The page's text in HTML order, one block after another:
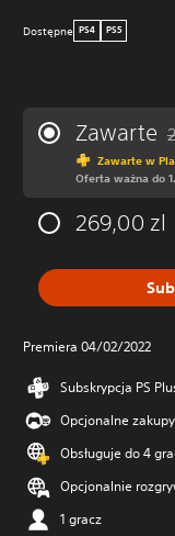
Dostępne PS4 PS5
Zawarte
Zawarte w
Oferta ważna do
269,00 zl
Premiera 04/02/2022
Subskrypcja PS
Opcjonalne
Obsługuje do 4
Opcjonalnie
1 gracz